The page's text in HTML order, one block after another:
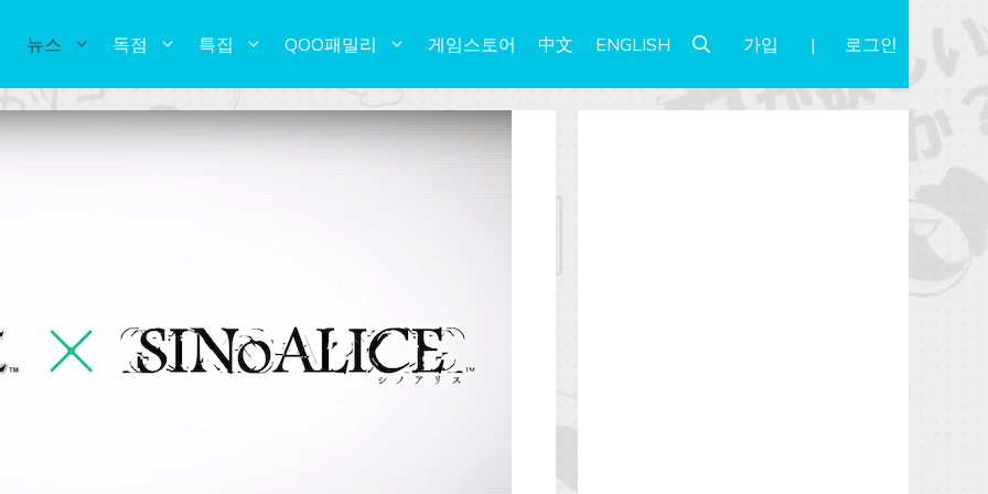
뉴스 독점 특집 QOO패밀리 게임스토어 中文 ENGLISH 가입 로그인